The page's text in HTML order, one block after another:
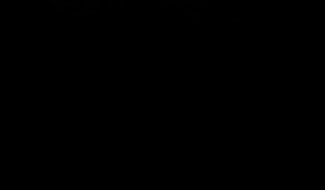
автоматически сразу после
игры для PlayStation существует